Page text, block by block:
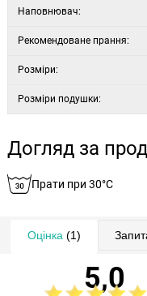
Наповнювач:
Рекомендоване прання:
Розміри:
Розміри подушки:
Догляд за
Прати при 30°C
Оцінка (1)
5,0